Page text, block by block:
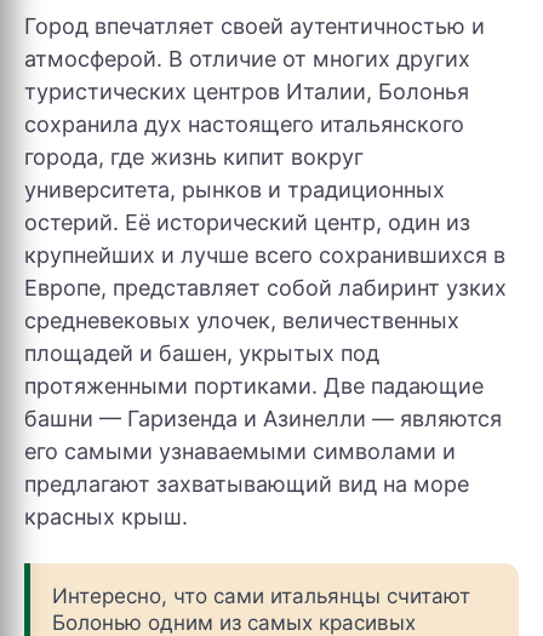
Город впечатляет своей аутентичностью и
атмосферой. В отличие от многих других
туристических центров Италии, Болонья
сохранила дух настоящего итальянского
города, где жизнь кипит вокруг
университета, рынков и традиционных
остерий. Её исторический центр, один из
крупнейших и лучше всего сохранившихся в
Европе, представляет собой лабиринт узких
средневековых улочек, величественных
площадей и башен, укрытых под
протяженными портиками. Две падающие
башни — Гаризенда и Азинелли — являются
его самыми узнаваемыми символами и
предлагают захватывающий вид на море
красных крыш.
Интересно, что сами итальянцы считают
Болонью одним из самых красивых